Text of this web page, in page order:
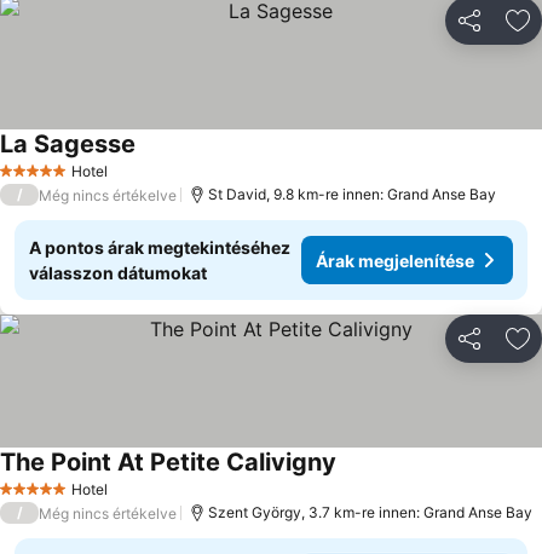
5 KategóriaHotel
La Sagesse
/ Még nincs értékelve St David, 9.8 km-re innen: Grand Anse Bay
A pontos árak megtekintéséhez
válasszon dátumokat
Árak megjelenítése
5 KategóriaHotel
The Point At Petite Calivigny
/ Még nincs értékelve Szent György, 3.7 km-re innen: Grand Anse Bay